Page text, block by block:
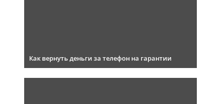
Как вернуть деньги за телефон на гарантии